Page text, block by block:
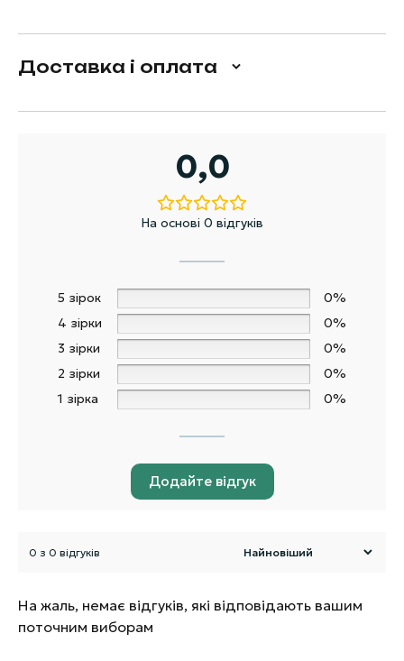
Доставка і оплата
0,0
На основі 0 відгуків
5 зірок
0%
4 зірки
0%
3 зірки
0%
2 зірки
0%
1 зірка
0%
Додайте відгук
0 з 0 відгуків
На жаль, немає відгуків, які відповідають вашим
поточним виборам